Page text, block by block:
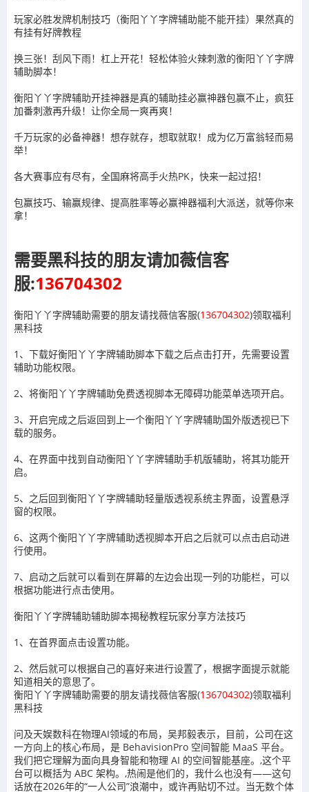
玩家必胜发牌机制技巧（衡阳丫丫字牌辅助能不能开挂）果然真的
有挂有好牌教程
换三张！刮风下雨！杠上开花！轻松体验火辣刺激的衡阳丫丫字牌
辅助脚本！
衡阳丫丫字牌辅助开挂神器是真的辅助挂必赢神器包赢不止，疯狂
加番刺激再升级！让你全局一爽再爽！
千万玩家的必备神器！想存就存，想取就取！成为亿万富翁轻而易
举！
各大赛事应有尽有，全国麻将高手火热PK，快来一起过招！
包赢技巧、输赢规律、提高胜率等必赢神器福利大派送，就等你来
拿！
需要黑科技的朋友请加薇信客
服:136704302
衡阳丫丫字牌辅助需要的朋友请找薇信客服(136704302)领取福利
黑科技
1、下载好衡阳丫丫字牌辅助脚本下载之后点击打开，先需要设置
辅助功能权限。
2、将衡阳丫丫字牌辅助免费透视脚本无障碍功能菜单选项开启。
3、开启完成之后返回到上一个衡阳丫丫字牌辅助国外版透视已下
载的服务。
4、在界面中找到自动衡阳丫丫字牌辅助手机版辅助，将其功能开
启。
5、之后回到衡阳丫丫字牌辅助轻量版透视系统主界面，设置悬浮
窗的权限。
6、这两个衡阳丫丫字牌辅助透视脚本开启之后就可以点击启动进
行使用。
7、启动之后就可以看到在屏幕的左边会出现一列的功能栏，可以
根据功能进行点击使用。
衡阳丫丫字牌辅助辅助脚本揭秘教程玩家分享方法技巧
1、在首界面点击设置功能。
2、然后就可以根据自己的喜好来进行设置了，根据字面提示就能
知道相关的意思了。
衡阳丫丫字牌辅助需要的朋友请找薇信客服(136704302)领取福利
黑科技
问及天娱数科在物理AI领域的布局，吴邦毅表示，目前，公司在这
一方向上的核心布局，是 BehavisionPro 空间智能 MaaS 平台。
我们把它理解为面向具身智能和物理 AI 的空间智能基座。,这个平
台可以概括为 ABC 架构。,热闹是他们的，我什么也没有——这句
话放在2026年的“一人公司”浪潮中，或许再贴切不过。当无数个体